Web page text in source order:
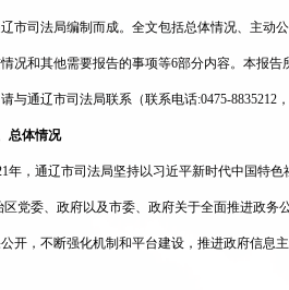
市司法局编制而成。全文包括总体情况、主动
况和其他需要报告的事项等6部分内容。本报告
与通辽市司法局联系（联系电话:0475-8835212
总体情况
年，通辽市司法局坚持以习近平新时代中国特
区党委、政府以及市委、政府关于全面推进政
开，不断强化机制和平台建设，推进政府信息